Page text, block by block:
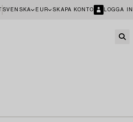
SVENSKA EUR SKAPA KONTO LOGGA IN